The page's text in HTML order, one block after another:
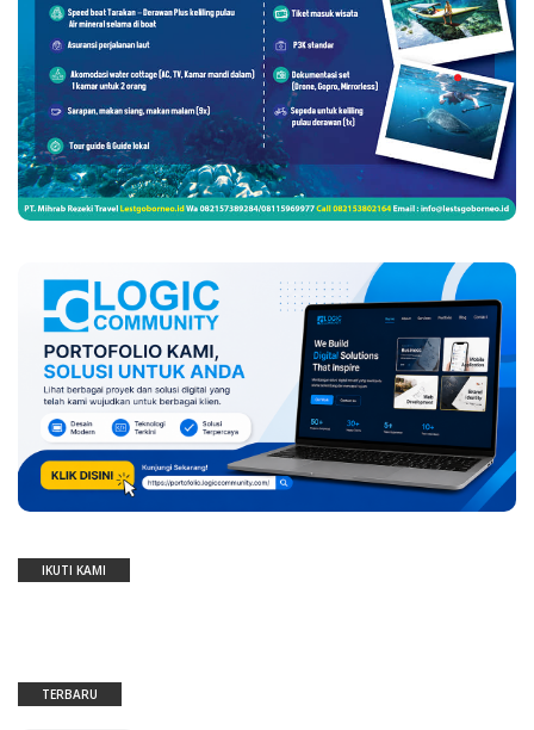
IKUTI KAMI
TERBARU